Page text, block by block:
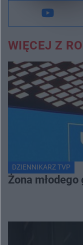
WIĘCEJ Z
DZIENNIKARZ TVP
Żona